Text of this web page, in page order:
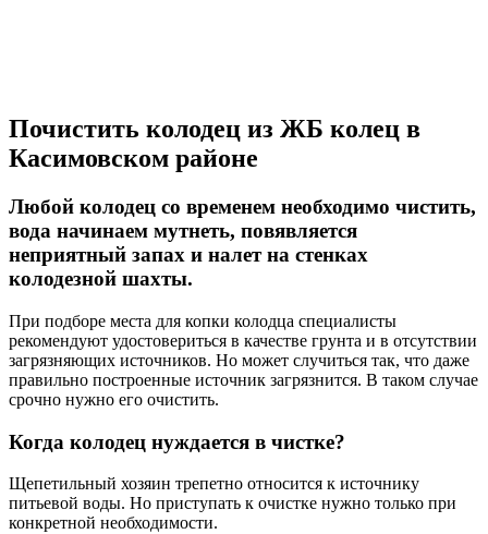
Почистить колодец из ЖБ колец в
Касимовском районе
Любой колодец со временем необходимо чистить,
вода начинаем мутнеть, повявляется
неприятный запах и налет на стенках
колодезной шахты.
При подборе места для копки колодца специалисты
рекомендуют удостовериться в качестве грунта и в отсутствии
загрязняющих источников. Но может случиться так, что даже
правильно построенные источник загрязнится. В таком случае
срочно нужно его очистить.
Когда колодец нуждается в чистке?
Щепетильный хозяин трепетно относится к источнику
питьевой воды. Но приступать к очистке нужно только при
конкретной необходимости.